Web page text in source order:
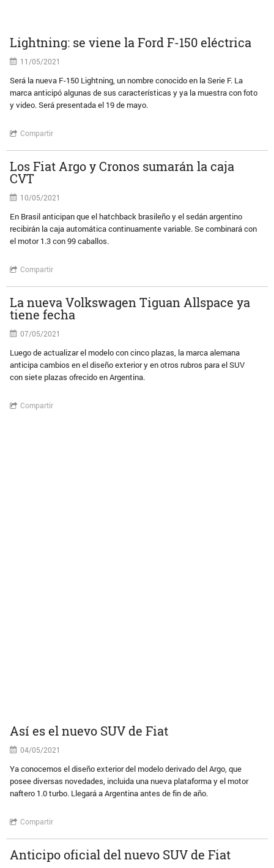
Lightning: se viene la Ford F-150 eléctrica
11/05/2021
Será la nueva F-150 Lightning, un nombre conocido en la Serie F. La
marca anticipó algunas de sus características y ya la muestra con foto
y video. Será presentada el 19 de mayo.
Compartir
Los Fiat Argo y Cronos sumarán la caja
CVT
10/05/2021
En Brasil anticipan que el hatchback brasileño y el sedán argentino
recibirán la caja automática continuamente variable. Se combinará con
el motor 1.3 con 99 caballos.
Compartir
La nueva Volkswagen Tiguan Allspace ya
tiene fecha
07/05/2021
Luego de actualizar el modelo con cinco plazas, la marca alemana
anticipa cambios en el diseño exterior y en otros rubros para el SUV
con siete plazas ofrecido en Argentina.
Compartir
Así es el nuevo SUV de Fiat
04/05/2021
Ya conocemos el diseño exterior del modelo derivado del Argo, que
posee diversas novedades, incluida una nueva plataforma y el motor
naftero 1.0 turbo. Llegará a Argentina antes de fin de año.
Compartir
Anticipo oficial del nuevo SUV de Fiat